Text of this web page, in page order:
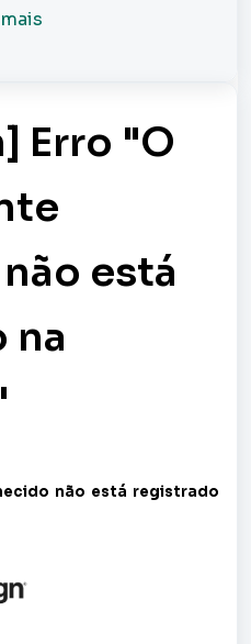
Erro "O
está
na
não está registrado